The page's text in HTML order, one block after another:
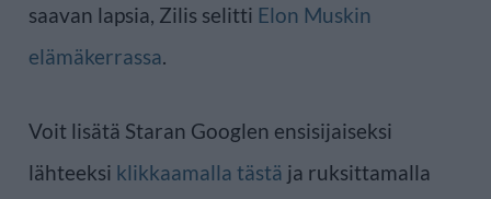
saavan lapsia, Zilis selitti Elon Muskin
elämäkerrassa.
Voit lisätä Staran Googlen ensisijaiseksi
lähteeksi klikkaamalla tästä ja ruksittamalla